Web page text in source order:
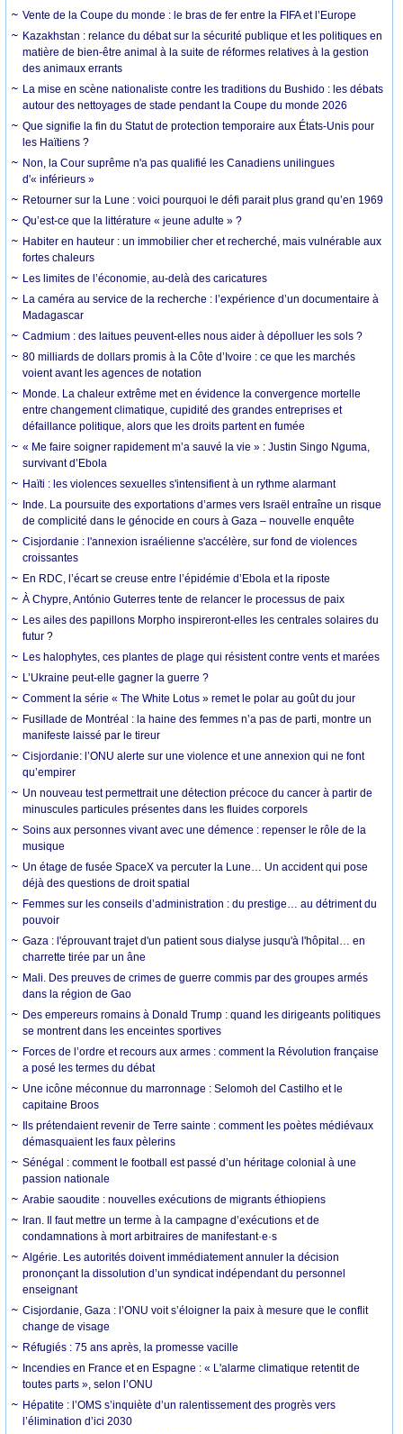
Vente de la Coupe du monde : le bras de fer entre la FIFA et l’Europe
Kazakhstan : relance du débat sur la sécurité publique et les politiques en
matière de bien-être animal à la suite de réformes relatives à la gestion
des animaux errants
La mise en scène nationaliste contre les traditions du Bushido : les débats
autour des nettoyages de stade pendant la Coupe du monde 2026
Que signifie la fin du Statut de protection temporaire aux États-Unis pour
les Haïtiens ?
Non, la Cour suprême n'a pas qualifié les Canadiens unilingues
d'« inférieurs »
Retourner sur la Lune : voici pourquoi le défi parait plus grand qu’en 1969
Qu’est-ce que la littérature « jeune adulte » ?
Habiter en hauteur : un immobilier cher et recherché, mais vulnérable aux
fortes chaleurs
Les limites de l’économie, au-delà des caricatures
La caméra au service de la recherche : l’expérience d’un documentaire à
Madagascar
Cadmium : des laitues peuvent-elles nous aider à dépolluer les sols ?
80 milliards de dollars promis à la Côte d’Ivoire : ce que les marchés
voient avant les agences de notation
Monde. La chaleur extrême met en évidence la convergence mortelle
entre changement climatique, cupidité des grandes entreprises et
défaillance politique, alors que les droits partent en fumée
« Me faire soigner rapidement m’a sauvé la vie » : Justin Singo Nguma,
survivant d’Ebola
Haïti : les violences sexuelles s'intensifient à un rythme alarmant
Inde. La poursuite des exportations d’armes vers Israël entraîne un risque
de complicité dans le génocide en cours à Gaza – nouvelle enquête
Cisjordanie : l'annexion israélienne s'accélère, sur fond de violences
croissantes
En RDC, l’écart se creuse entre l’épidémie d’Ebola et la riposte
À Chypre, António Guterres tente de relancer le processus de paix
Les ailes des papillons Morpho inspireront-elles les centrales solaires du
futur ?
Les halophytes, ces plantes de plage qui résistent contre vents et marées
L’Ukraine peut-elle gagner la guerre ?
Comment la série « The White Lotus » remet le polar au goût du jour
Fusillade de Montréal : la haine des femmes n’a pas de parti, montre un
manifeste laissé par le tireur
Cisjordanie: l’ONU alerte sur une violence et une annexion qui ne font
qu’empirer
Un nouveau test permettrait une détection précoce du cancer à partir de
minuscules particules présentes dans les fluides corporels
Soins aux personnes vivant avec une démence : repenser le rôle de la
musique
Un étage de fusée SpaceX va percuter la Lune… Un accident qui pose
déjà des questions de droit spatial
Femmes sur les conseils d’administration : du prestige… au détriment du
pouvoir
Gaza : l'éprouvant trajet d'un patient sous dialyse jusqu'à l'hôpital… en
charrette tirée par un âne
Mali. Des preuves de crimes de guerre commis par des groupes armés
dans la région de Gao
Des empereurs romains à Donald Trump : quand les dirigeants politiques
se montrent dans les enceintes sportives
Forces de l’ordre et recours aux armes : comment la Révolution française
a posé les termes du débat
Une icône méconnue du marronnage : Selomoh del Castilho et le
capitaine Broos
Ils prétendaient revenir de Terre sainte : comment les poètes médiévaux
démasquaient les faux pèlerins
Sénégal : comment le football est passé d’un héritage colonial à une
passion nationale
Arabie saoudite : nouvelles exécutions de migrants éthiopiens
Iran. Il faut mettre un terme à la campagne d’exécutions et de
condamnations à mort arbitraires de manifestant·e·s
Algérie. Les autorités doivent immédiatement annuler la décision
prononçant la dissolution d’un syndicat indépendant du personnel
enseignant
Cisjordanie, Gaza : l’ONU voit s’éloigner la paix à mesure que le conflit
change de visage
Réfugiés : 75 ans après, la promesse vacille
Incendies en France et en Espagne : « L'alarme climatique retentit de
toutes parts », selon l’ONU
Hépatite : l’OMS s’inquiète d’un ralentissement des progrès vers
l’élimination d’ici 2030